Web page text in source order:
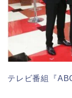
テレビ番組『